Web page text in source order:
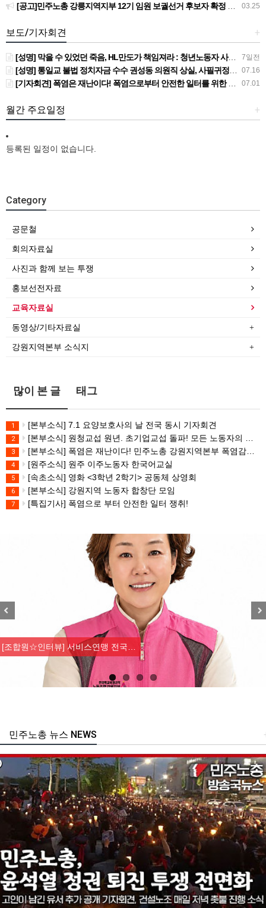
03.25
[공고]민주노총 강릉지역지부 12기 임원 보궐선거 후보자 확정 공고
+
보도/기자회견
7일전
[성명] 막을 수 있었던 죽음, HL만도가 책임져라 : 청년노동자 사망사고의 철저한 진상규명과 재발방지 대책 마련하라
07.16
[성명] 통일교 불법 정치자금 수수 권성동 의원직 상실, 사필귀정이다
07.01
[기자회견] 폭염은 재난이다! 폭염으로부터 안전한 일터를 위한 민주노총 강원지역본부 폭염감시단 선포 기자회견
+
월간 주요일정
등록된 일정이 없습니다.
Category
공문철
회의자료실
사진과 함께 보는 투쟁
홍보선전자료
교육자료실
동영상/기타자료실
강원지역본부 소식지
많이 본 글 태그
1 [본부소식] 7.1 요양보호사의 날 전국 동시 기자회견
2 [본부소식] 원청교섭 원년. 초기업교섭 돌파! 모든 노동자의 노동기본권 쟁취! 민주노총 7.15 총파업대회
3 [본부소식] 폭염은 재난이다! 민주노총 강원지역본부 폭염감시단 선포 기자회견
4 [원주소식] 원주 이주노동자 한국어교실
5 [속초소식] 영화 <3학년 2학기> 공동체 상영회
6 [본부소식] 강원지역 노동자 합창단 모임
7 [특집기사] 폭염으로 부터 안전한 일터 쟁취!
[조합원☆인터뷰] 서비스연맹 전국…
주노총 뉴스 NEWS